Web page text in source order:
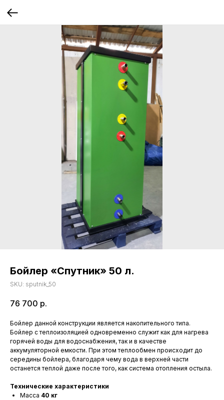
Бойлер «Спутник» 50 л.
SKU: sputnik_50
76 700 р.
Бойлер данной конструкции является накопительного типа.
Бойлер с теплоизоляцией одновременно служит как для нагрева
горячей воды для водоснабжения, так и в качестве
аккумуляторной емкости. При этом теплообмен происходит до
середины бойлера, благодаря чему вода в верхней части
останется теплой даже после того, как система отопления остыла.
Технические характеристики
Масса 40 кг